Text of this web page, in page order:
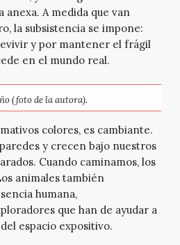
anexa. A medida que van
la subsistencia se impone:
y por mantener el frágil
en el mundo real.
(foto de la autora).
colores, es cambiante.
y crecen bajo nuestros
Cuando caminamos, los
animales también
humana,
que han de ayudar a
espacio expositivo.